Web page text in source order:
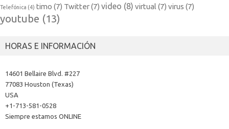
Telefónica (4) timo (7) Twitter(7) video (8) virtual (7) virus (7)
youtube (13)
HORAS E INFORMACIÓN
14601 Bellaire Blvd. #227
77083 Houston (Texas)
USA
+1-713-581-0528
Siempre estamos ONLINE